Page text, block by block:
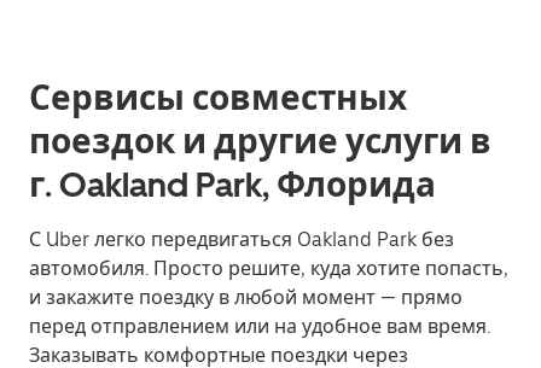
Сервисы совместных
поездок и другие услуги в
г. Oakland Park, Флорида
С Uber легко передвигаться Oakland Park без
автомобиля. Просто решите, куда хотите попасть,
и закажите поездку в любой момент — прямо
перед отправлением или на удобное вам время.
Заказывать комфортные поездки через